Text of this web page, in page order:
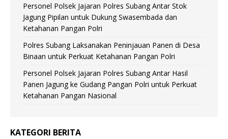
Personel Polsek Jajaran Polres Subang Antar Stok
Jagung Pipilan untuk Dukung Swasembada dan
Ketahanan Pangan Polri
Polres Subang Laksanakan Peninjauan Panen di Desa
Binaan untuk Perkuat Ketahanan Pangan Polri
Personel Polsek Jajaran Polres Subang Antar Hasil
Panen Jagung ke Gudang Pangan Polri untuk Perkuat
Ketahanan Pangan Nasional
KATEGORI BERITA